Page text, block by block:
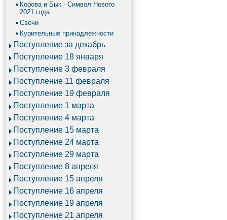
Корова и Бык - Символ Нового
2021 года
Свечи
Курительные принадлежности
Поступление за декабрь
Поступление 18 января
Поступление 3 февраля
Поступление 11 февраля
Поступление 19 февраля
Поступление 1 марта
Поступление 4 марта
Поступление 15 марта
Поступление 24 марта
Поступление 29 марта
Поступление 8 апреля
Поступление 15 апреля
Поступление 16 апреля
Поступление 19 апреля
Поступление 21 апреля